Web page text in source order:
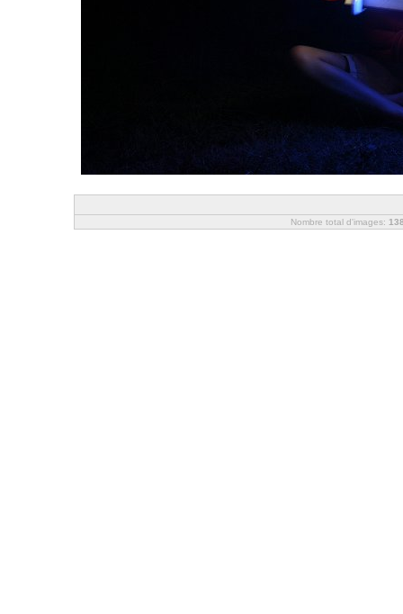
Nombre total d'images: